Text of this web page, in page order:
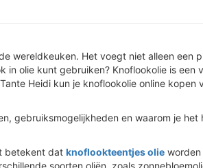
wereldkeuken. Het voegt niet alleen een
olie kunt gebruiken? Knoflookolie is
Heidi kun je knoflookolie online
gebruiksmogelijkheden en waarom je
betekent dat knoflookteentjes olie
soorten oliën, zoals